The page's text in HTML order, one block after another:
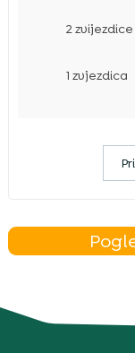
2 zvijezdice
1 zvjezdica